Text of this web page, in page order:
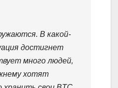
В какой-
достигнет
много людей,
хотят